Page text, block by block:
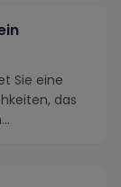
Sie eine
das